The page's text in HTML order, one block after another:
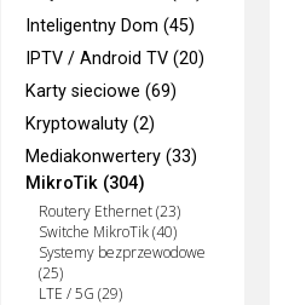
Inteligentny Dom (45)
IPTV / Android TV (20)
Karty sieciowe (69)
Kryptowaluty (2)
Mediakonwertery (33)
MikroTik (304)
Routery Ethernet (23)
Switche MikroTik (40)
Systemy bezprzewodowe
(25)
LTE / 5G (29)